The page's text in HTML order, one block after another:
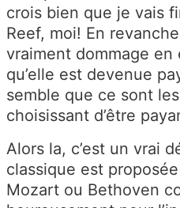
crois bien que je vais
Reef, moi! En
vraiment dommage
qu’elle est devenue
semble que ce sont
choisissant d’être
Alors la, c’est un vrai
classique est
Mozart ou Bethoven